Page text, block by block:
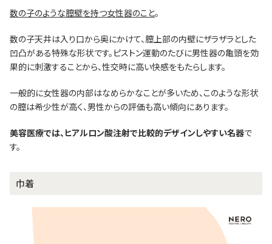
数の子のような膣壁を持つ女性器のこと。
数の子天井は入り口から奥にかけて、膣上部の内壁にザラザラとした
凹凸がある特殊な形状です。ピストン運動のたびに男性器の亀頭を効
果的に刺激することから、性交時に高い快感をもたらします。
一般的に女性器の内部はなめらかなことが多いため、このような形状
の膣は希少性が高く、男性からの評価も高い傾向にあります。
美容医療では、ヒアルロン酸注射で比較的デザインしやすい名器で
す。
巾着